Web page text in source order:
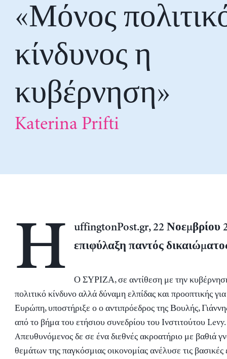
«Μόνος
κίνδυνος η
κυβέρνηση»
Katerina Prifti
H
uffingtonPost.gr, 22 Νοεμβρίου
επιφύλαξη παντός
Ο ΣΥΡΙΖΑ, σε αντίθεση με την
πολιτικό κίνδυνο αλλά δύναμη ελπίδας και προοπτικής
Ευρώπη, υποστήριξε ο ο αντιπρόεδρος της Βουλής,
από το βήμα του ετήσιου συνεδρίου του Ινστιτούτου Levy.
Aπευθυνόμενος δε σε ένα διεθνές ακροατήριο με βαθιά
θεμάτων της παγκόσμιας οικονομίας ανέλυσε τις βασικές